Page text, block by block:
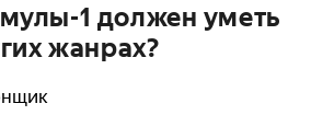
1 должен уметь
жанрах?